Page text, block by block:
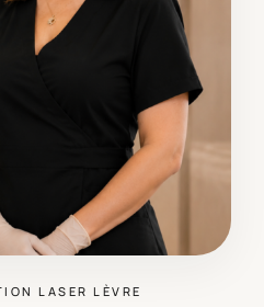
LASER LÈVRE